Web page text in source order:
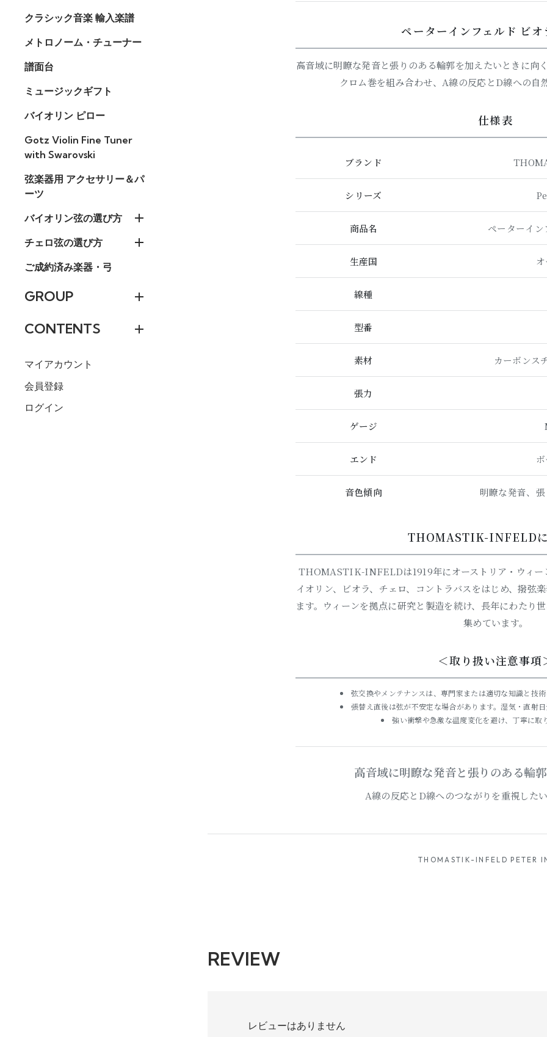
クラシック音楽 輸入楽譜
メトロノーム・チューナー
譜面台
ミュージックギフト
バイオリン ピロー
Gotz Violin Fine Tuner
with Swarovski
弦楽器用 アクセサリー＆パ
ーツ
バイオリン弦の選び方
チェロ弦の選び方
ご成約済み楽器・弓
GROUP
CONTENTS
マイアカウント
会員登録
ログイン
ペーターインフェルド ビ
高音域に明瞭な発音と張りのある輪郭を加えたいときに向
クロム巻を組み合わせ、A線の反応とD線への自
仕様表
ブランド
シリーズ
商品名 ペーターイ
生産国
線種
型番
素材 カーボンス
張力
ゲージ
エンド
音色傾向 明瞭な発音、
THOMASTIK-INFELD
THOMASTIK-INFELDは1919年にオーストリア・ウィー
イオリン、ビオラ、チェロ、コントラバスをはじめ、撥弦
ます。ウィーンを拠点に研究と製造を続け、長年にわたり
集めています。
＜取り扱い注意事項
弦交換やメンテナンスは、専門家または適切な知識と技
張替え直後は弦が不安定な場合があります。湿気・直射
強い衝撃や急激な温度変化を避け、丁寧に取
高音域に明瞭な発音と張りのある輪
A線の反応とD線へのつながりを重視した
THOMASTIK-INFELD PETER
REVIEW
レビューはありません